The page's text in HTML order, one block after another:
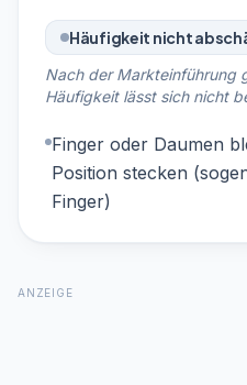
Häufigkeit nicht
Nach der Markteinführung
Häufigkeit lässt sich nicht
Finger oder Daumen
Position stecken
Finger)
ANZEIGE